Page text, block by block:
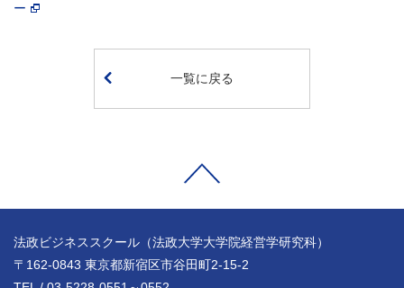
ー
一覧に戻る
法政ビジネススクール（法政大学大学院経営学研究科）
〒162-0843 東京都新宿区市谷田町2-15-2